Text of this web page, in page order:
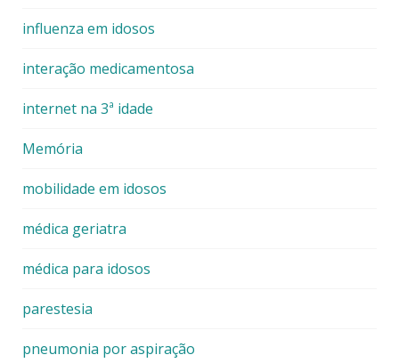
influenza em idosos
interação medicamentosa
internet na 3ª idade
Memória
mobilidade em idosos
médica geriatra
médica para idosos
parestesia
pneumonia por aspiração